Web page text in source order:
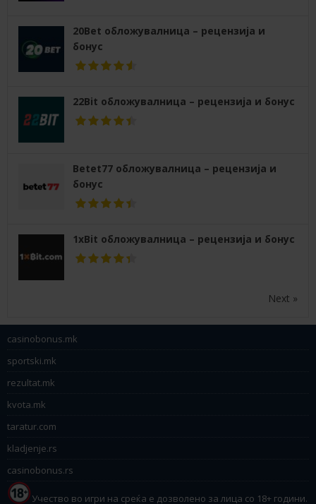
20Bet обложувалница – рецензија и
бонус
22Bit обложувалница – рецензија и бонус
Betet77 обложувалница – рецензија и
бонус
1xBit обложувалница – рецензија и бонус
Next »
casinobonus.mk
sportski.mk
rezultat.mk
kvota.mk
taratur.com
kladjenje.rs
casinobonus.rs
Учество во игри на среќа е дозволено за лица со 18+ години.